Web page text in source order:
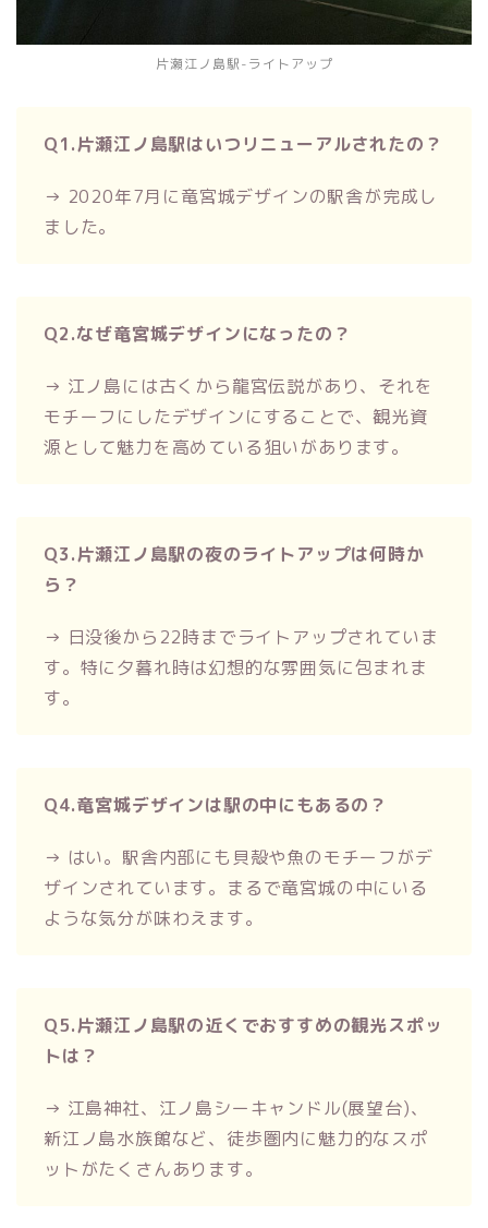
片瀬江ノ島駅-ライトアップ
Q1.片瀬江ノ島駅はいつリニューアルされたの？
→ 2020年7月に竜宮城デザインの駅舎が完成し
ました。
Q2.なぜ竜宮城デザインになったの？
→ 江ノ島には古くから龍宮伝説があり、それを
モチーフにしたデザインにすることで、観光資
源として魅力を高めている狙いがあります。
Q3.片瀬江ノ島駅の夜のライトアップは何時か
ら？
→ 日没後から22時までライトアップされていま
す。特に夕暮れ時は幻想的な雰囲気に包まれま
す。
Q4.竜宮城デザインは駅の中にもあるの？
→ はい。駅舎内部にも貝殻や魚のモチーフがデ
ザインされています。まるで竜宮城の中にいる
ような気分が味わえます。
Q5.片瀬江ノ島駅の近くでおすすめの観光スポッ
トは？
→ 江島神社、江ノ島シーキャンドル(展望台)、
新江ノ島水族館など、徒歩圏内に魅力的なスポ
ットがたくさんあります。